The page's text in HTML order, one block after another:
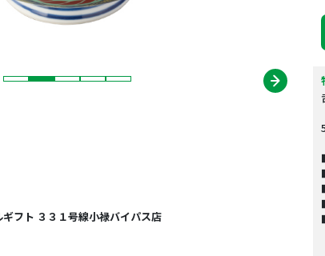
ギフト ３３１号線小禄バイパス店